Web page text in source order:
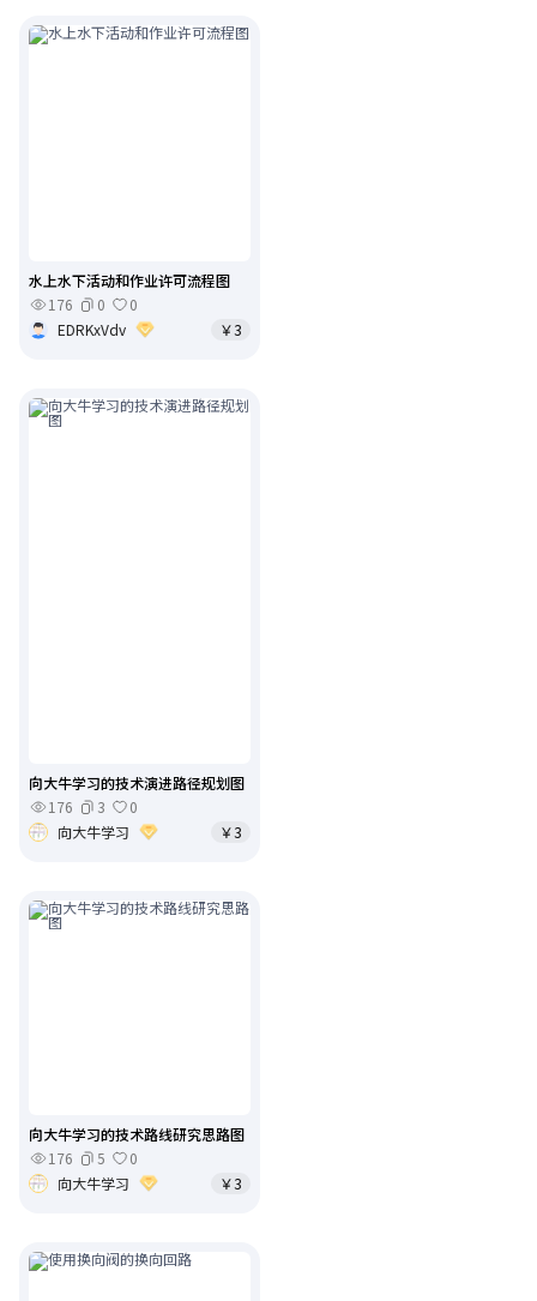
水上水下活动和作业许可流程图
176
0
0
EDRKxVdv
￥3
向大牛学习的技术演进路径规划图
176
3
0
向大牛学习
￥3
向大牛学习的技术路线研究思路图
176
5
0
向大牛学习
￥3